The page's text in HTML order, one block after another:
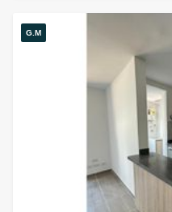
G.M